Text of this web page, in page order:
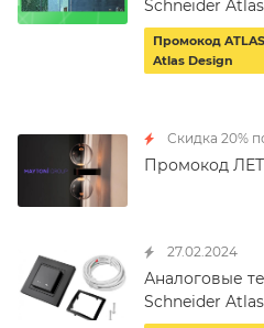
Schneider
Промокод
Atlas Design
Скидка 20%
Промокод
27.02.2024
Аналоговые
Schneider